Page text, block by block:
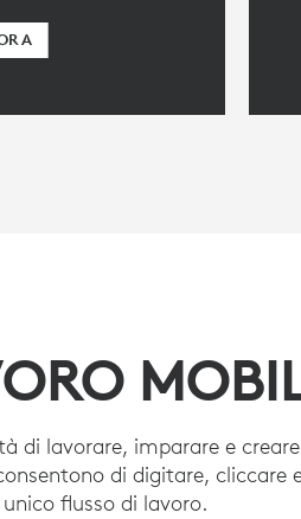
di lavorare, imparare e
di digitare, cliccare
flusso di lavoro.